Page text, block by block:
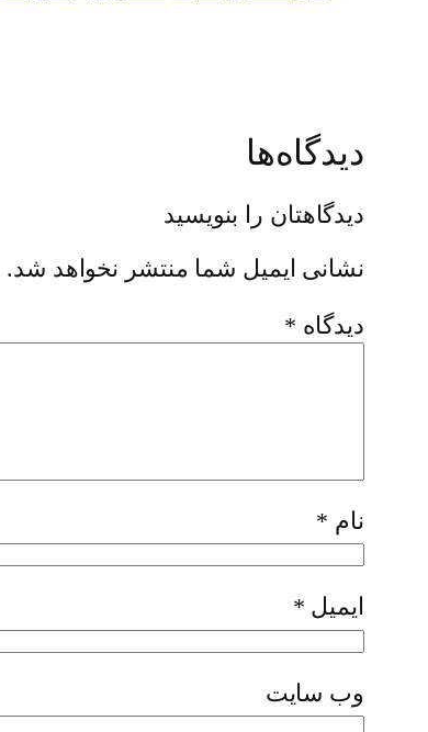
دیدگاه‌ها
دیدگاهتان را بنویسید
نشانی ایمیل شما منتشر نخواهد شد.
دیدگاه *
نام *
ایمیل *
وب‌ سایت